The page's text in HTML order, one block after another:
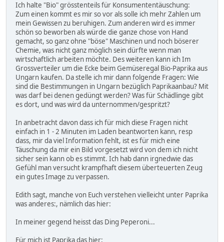
Ich halte "Bio" grösstenteils für Konsumententäuschung:
Zum einen kommt es mir so vor als solle ich mehr Zahlen um
mein Gewissen zu beruhigen. Zum anderen wird es immer
schön so beworben als würde die ganze chose von Hand
gemacht, so ganz ohne "böse" Maschinen und noch böserer
Chemie, was nicht ganz möglich sein dürfte wenn man
wirtschaftlich arbeiten möchte. Des weiteren kann ich Im
Grossverteiler um die Ecke beim Gemüseregal Bio-Paprika aus
Ungarn kaufen. Da stelle ich mir dann folgende Fragen: Wie
sind die Bestimmungen in Ungarn bezüglich Paprikaanbau? Mit
was darf bei denen gedüngt werden? Was für Schädlinge gibt
es dort, und was wird da unternommen/gespritzt?
In anbetracht davon dass ich für mich diese Fragen nicht
einfach in 1 - 2 Minuten im Laden beantworten kann, resp
dass, mir da viel Information fehlt, ist es für mich eine
Täuschung da mir ein Bild vorgesetzt wird von dem ich nicht
sicher sein kann ob es stimmt. Ich hab dann irgnedwie das
Gefühl man versucht krampfhaft diesem überteuerten Zeug
ein gutes Image zu verpassen.
Edith sagt, manche von Euch verstehen vielleicht unter Paprika
was anderes:, nämlich das hier:
In meiner gegend heisst das Ding Peperoni...
Für mich ist Paprika das hier: